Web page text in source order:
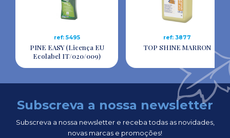
ref: 5495
PINE EASY (Licença EU
Ecolabel IT/020/009)
ref: 3877
TOP SHINE MARRON
Subscreva a nossa newsletter
Subscreva a nossa newsletter e receba todas as novidades,
novas marcas e promoções!